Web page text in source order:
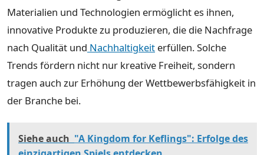
Materialien und Technologien ermöglicht es ihnen,
innovative Produkte zu produzieren, die die Nachfrage
nach Qualität und Nachhaltigkeit erfüllen. Solche
Trends fördern nicht nur kreative Freiheit, sondern
tragen auch zur Erhöhung der Wettbewerbsfähigkeit in
der Branche bei.
Siehe auch "A Kingdom for Keflings": Erfolge des